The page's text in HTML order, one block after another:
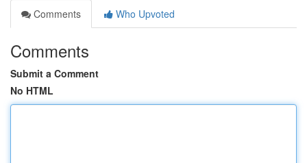
Comments
Who Upvoted
Comments
Submit a Comment
No HTML